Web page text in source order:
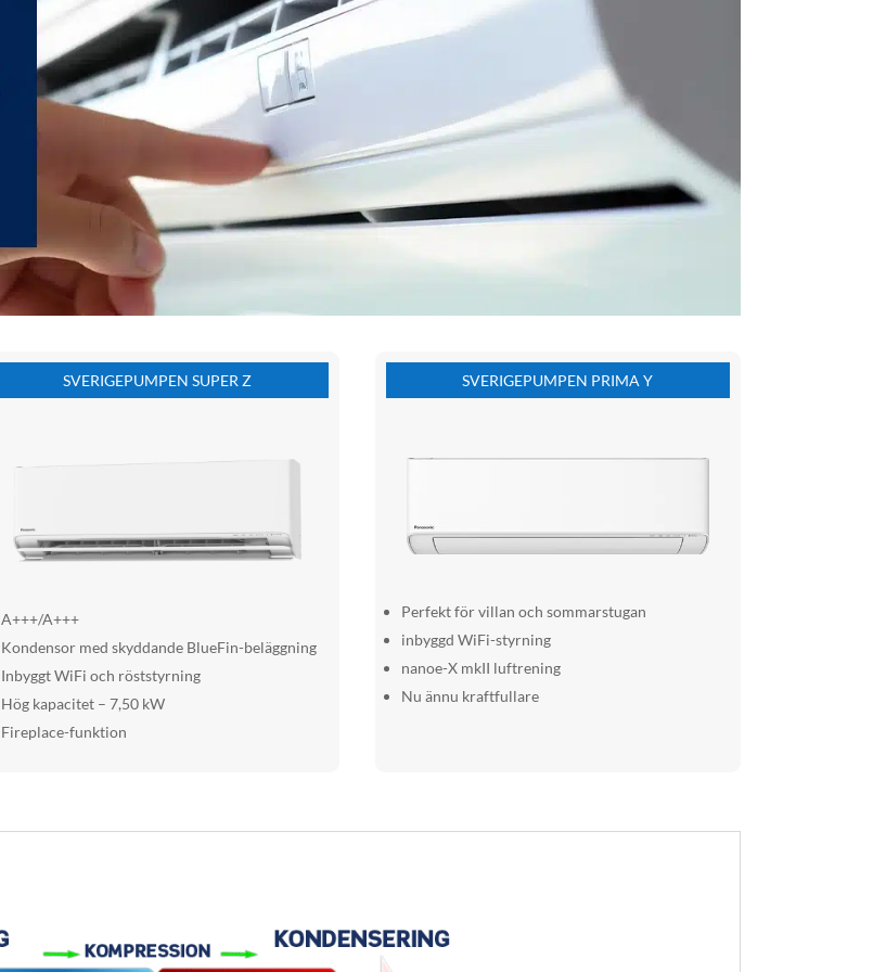
SVERIGEPUMPEN SUPER Z
A+++/A+++
Kondensor med skyddande BlueFin-beläggning
Inbyggt WiFi och röststyrning
Hög kapacitet – 7,50 kW
Fireplace-funktion
SVERIGEPUMPEN PRIMA Y
Perfekt för villan och sommarstugan
inbyggd WiFi-styrning
nanoe-X mkII luftrening
Nu ännu kraftfullare